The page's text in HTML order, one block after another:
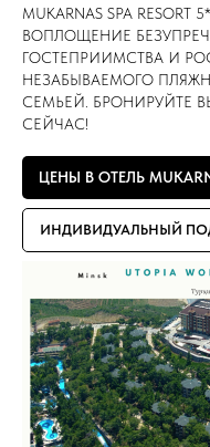
MUKARNAS SPA
ВОПЛОЩЕНИЕ
ГОСТЕПРИИМСТВА И
НЕЗАБЫВАЕМОГО
СЕМЬЕЙ. БРОНИРУЙТЕ
СЕЙЧАС!
ЦЕНЫ В ОТЕЛЬ
ИНДИВИДУАЛЬНЫЙ